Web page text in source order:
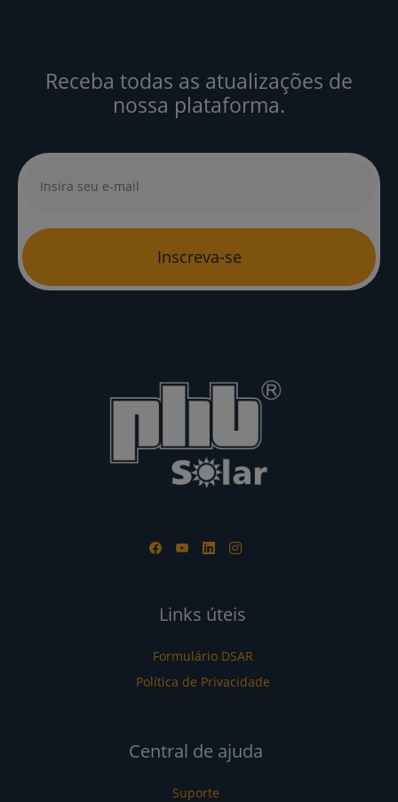
Receba todas as atualizações de
nossa plataforma.
Inscreva-se
Links úteis
Formulário DSAR
Política de Privacidade
Central de ajuda
Suporte